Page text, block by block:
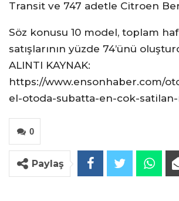
Transit ve 747 adetle Citroen
Söz konusu 10 model, toplam
satışlarının yüzde 74’ünü
ALINTI KAYNAK:
https://www.ensonhaber.com/
el-otoda-subatta-en-cok-
0
Paylaş